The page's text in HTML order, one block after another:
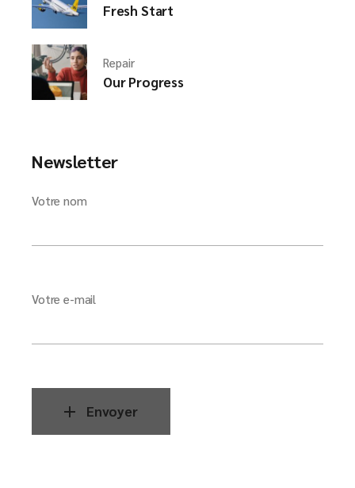
Fresh Start
Repair
Our Progress
Newsletter
Votre nom
Votre e-mail
Envoyer